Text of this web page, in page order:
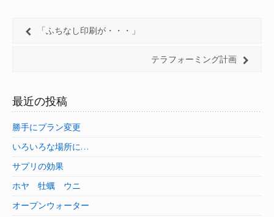
「ふちなし印刷が・・・」
テラフォーミング計画
最近の投稿
勝手にプラン変更
いろいろな場所に…
サプリの効果
ホヤ 牡蠣 ウニ
オープンウォーター